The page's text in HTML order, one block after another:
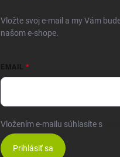
Vložte svoj e-mail a my Vám
našom e-shope.
EMAIL
Vložením e-mailu súhlasíte s
Prihlásiť sa